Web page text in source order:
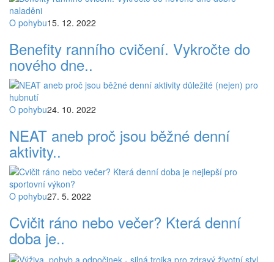
O pohybu15. 12. 2022
Benefity ranního cvičení. Vykročte do
nového dne..
O pohybu24. 10. 2022
NEAT aneb proč jsou běžné denní
aktivity..
O pohybu27. 5. 2022
Cvičit ráno nebo večer? Která denní
doba je..